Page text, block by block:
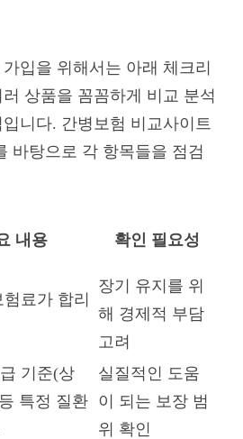
입을 위해서는 아래 체크리
상품을 꼼꼼하게 비교 분석
니다. 간병보험 비교사이트
바탕으로 각 항목들을 점검
내용 확인 필요성
료가 합리
장기 유지를 위
해 경제적 부담
고려
기준(상
특정 질환
실질적인 도움
이 되는 보장 범
위 확인